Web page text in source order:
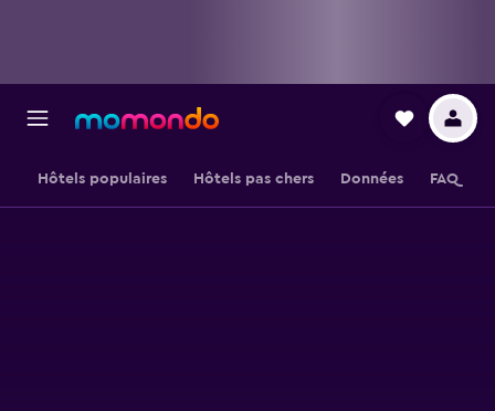
Hôtels populaires Hôtels pas chers Données FAQ